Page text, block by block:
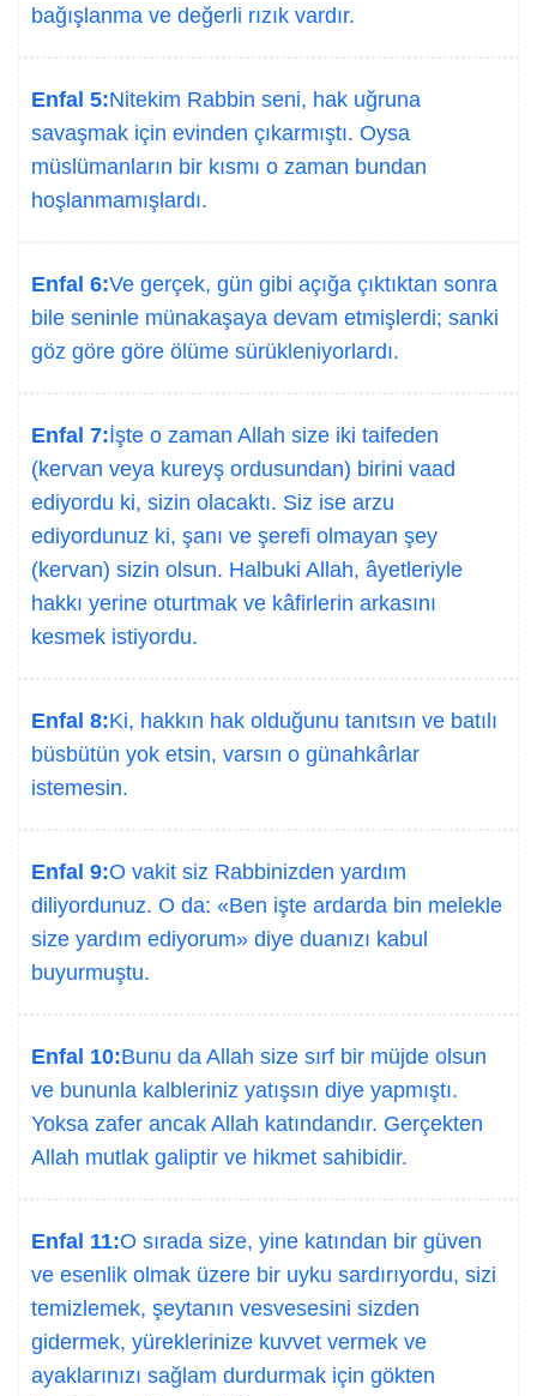
bağışlanma ve değerli rızık vardır.
Enfal 5:Nitekim Rabbin seni, hak uğruna
savaşmak için evinden çıkarmıştı. Oysa
müslümanların bir kısmı o zaman bundan
hoşlanmamışlardı.
Enfal 6:Ve gerçek, gün gibi açığa çıktıktan sonra
bile seninle münakaşaya devam etmişlerdi; sanki
göz göre göre ölüme sürükleniyorlardı.
Enfal 7:İşte o zaman Allah size iki taifeden
(kervan veya kureyş ordusundan) birini vaad
ediyordu ki, sizin olacaktı. Siz ise arzu
ediyordunuz ki, şanı ve şerefi olmayan şey
(kervan) sizin olsun. Halbuki Allah, âyetleriyle
hakkı yerine oturtmak ve kâfirlerin arkasını
kesmek istiyordu.
Enfal 8:Ki, hakkın hak olduğunu tanıtsın ve batılı
büsbütün yok etsin, varsın o günahkârlar
istemesin.
Enfal 9:O vakit siz Rabbinizden yardım
diliyordunuz. O da: «Ben işte ardarda bin melekle
size yardım ediyorum» diye duanızı kabul
buyurmuştu.
Enfal 10:Bunu da Allah size sırf bir müjde olsun
ve bununla kalbleriniz yatışsın diye yapmıştı.
Yoksa zafer ancak Allah katındandır. Gerçekten
Allah mutlak galiptir ve hikmet sahibidir.
Enfal 11:O sırada size, yine katından bir güven
ve esenlik olmak üzere bir uyku sardırıyordu, sizi
temizlemek, şeytanın vesvesesini sizden
gidermek, yüreklerinize kuvvet vermek ve
ayaklarınızı sağlam durdurmak için gökten